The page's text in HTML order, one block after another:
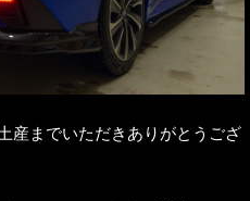
産までいただきありがとうござ